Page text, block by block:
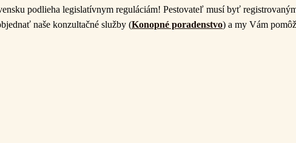
podlieha legislatívnym reguláciám! Pestovateľ musí byť
naše konzultačné služby (Konopné poradenstvo) a my Vám